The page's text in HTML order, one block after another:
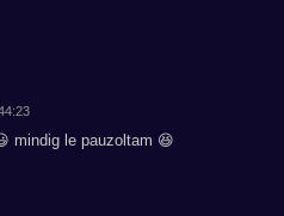
mindig le pauzoltam 😆